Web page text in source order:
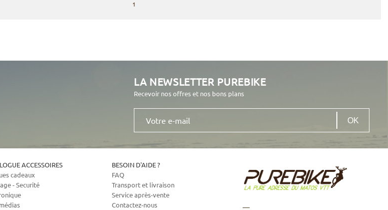
1
LA NEWSLETTER PUREBIKE
Recevoir nos offres et nos bons plans
Votre
mail
ACCESSOIRES
cadeaux
- Securité
BESOIN D'AIDE ?
FAQ
Transport et livraison
Service après-vente
Contactez-nous